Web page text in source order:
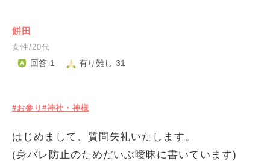
餅田
女性/20代
回答 1 有り難し 31
#お参り #神社・神様
はじめまして、質問失礼いたします。
(身バレ防止のためだいぶ曖昧に書いています)